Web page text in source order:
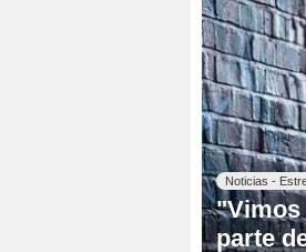
Noticias -
"Vimos
parte